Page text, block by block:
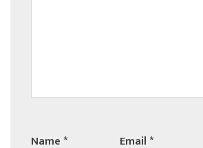
Name* Email*